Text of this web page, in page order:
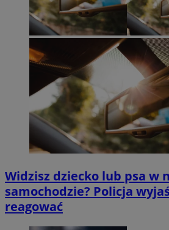
Widzisz dziecko lub psa w
samochodzie? Policja
reagować